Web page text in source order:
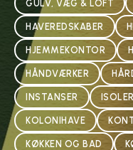
GULV, VÆG & LOFT
HAVEREDSKABER
HJEMMEKONTOR
HÅNDVÆRKER
INSTANSER
KOLONIHAVE
KØKKEN OG BAD